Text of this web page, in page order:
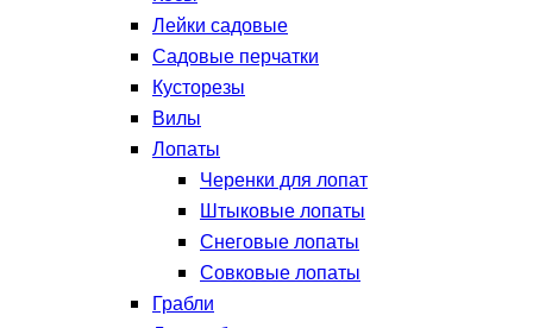
Лейки садовые
Садовые перчатки
Кусторезы
Вилы
Лопаты
Черенки для лопат
Штыковые лопаты
Снеговые лопаты
Совковые лопаты
Грабли